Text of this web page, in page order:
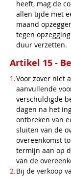
heeft, mag de
allen tijde met
maand
tegen
duur verzetten.
Artikel 15 -
Voor zover niet
aanvullende
verschuldigde
dagen na het
ontbreken van
sluiten van de
overeenkomst
termijn aan op
van de
Bij de verkoop